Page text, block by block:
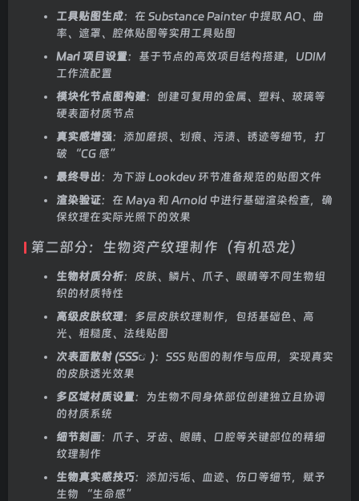
工具贴图生成：在 Substance Painter 中提取 AO、曲
率、遮罩、腔体贴图等实用工具贴图
Mari 项目设置：基于节点的高效项目结构搭建，UDIM
工作流配置
模块化节点图构建：创建可复用的金属、塑料、玻璃等
硬表面材质节点
真实感增强：添加磨损、划痕、污渍、锈迹等细节，打
破 “CG 感”
最终导出：为下游 Lookdev 环节准备规范的贴图文件
渲染验证：在 Maya 和 Arnold 中进行基础渲染检查，确
保纹理在实际光照下的效果
第二部分：生物资产纹理制作（有机恐龙）
生物材质分析：皮肤、鳞片、爪子、眼睛等不同生物组
织的材质特性
高级皮肤纹理：多层皮肤纹理制作，包括基础色、高
光、粗糙度、法线贴图
次表面散射 (SSS )：SSS 贴图的制作与应用，实现真实
的皮肤透光效果
多区域材质设置：为生物不同身体部位创建独立且协调
的材质系统
细节刻画：爪子、牙齿、眼睛、口腔等关键部位的精细
纹理制作
生物真实感技巧：添加污垢、血迹、伤口等细节，赋予
生物 “生命感”